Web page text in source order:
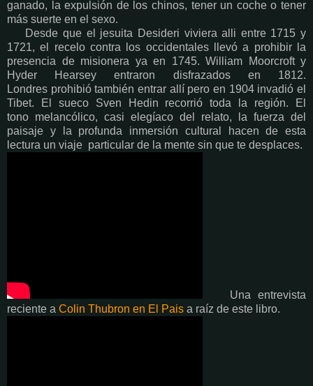
ganado, la expulsión de los chinos, tener un coche o tener
más suerte en el sexo.
Desde que el jesuita Desideri viviera alli entre 1715 y
1721, el recelo contra los occidentales llevó a prohibir la
presencia de misionera ya en 1745. William Moorcroft y
Hyder Hearsey entraron disfrazados en 1812.
Londres prohibió también entrar allí pero en 1904 invadió el
Tibet. El sueco Sven Hedin recorrió toda la región. El
tono melancólico, casi elegíaco del relato, la fuerza del
paisaje y la profunda inmersión cultural hacen de esta
lectura un viaje particular de la mente sin que te desplaces.
Una entrevista
reciente a Colin Thubron en El Pais a raíz de este libro.